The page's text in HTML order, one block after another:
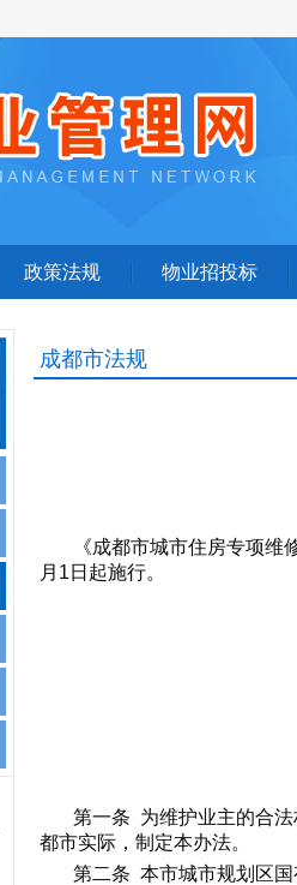
政策法规 物业招投标
成都市法规
《成都市城市住房专项
月1日起施行。
第一条 为维护业主的合
都市实际，制定本办法。
第二条 本市城市规划区国